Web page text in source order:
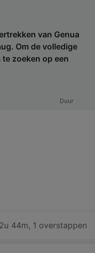
van Genua
Om de volledige
zoeken op een
Duur
2u 44m, 1 overstappen